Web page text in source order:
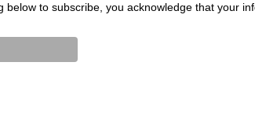
to subscribe, you acknowledge that your